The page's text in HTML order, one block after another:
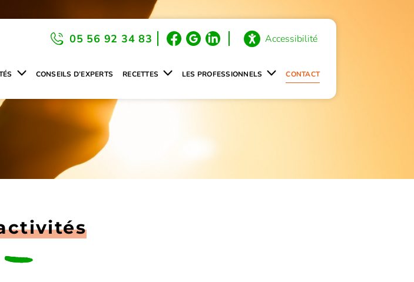
05 56 92 34 83 Accessibilité
CONSEILS D’EXPERTS RECETTES LES PROFESSIONNELS CONTACT